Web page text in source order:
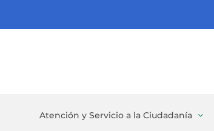
Atención y Servicio a la Ciudadanía